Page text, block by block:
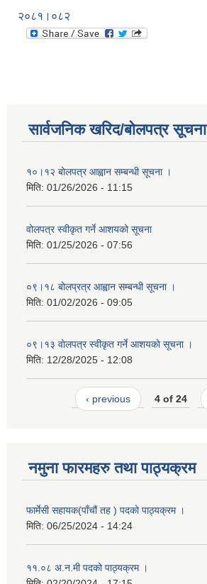
२०८१।०८२
सार्वजनिक खरिद/बोलपत्र सूचना
१०।१२ बोलपत्र आह्वान सम्बन्धी सूचना ।
मिति: 01/26/2026 - 11:15
वोलपत्र स्वीकृत गर्ने आशयको सूचना
मिति: 01/25/2026 - 07:56
०९।१८ बोलप्रत्र आह्वान सम्बन्धी सूचना ।
मिति: 01/02/2026 - 09:05
०९।१३ वाेलपत्र स्वीकृत गर्ने आशयकाे सूचना ।
मिति: 12/28/2025 - 12:08
‹ previous 4 of 24
नमुना फारमहरु तथा पाठ्यक्रम
फार्मेसी सहायक(पाँचौं तह ) पदको पाठ्यक्रम ।
मिति: 06/25/2024 - 14:24
११.०८ अ.न.मी पदको पाठ्यक्रम ।